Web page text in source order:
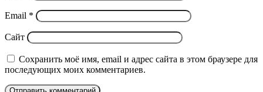
Email *
Сайт
Сохранить моё имя, email и адрес сайта в этом браузере для
последующих моих комментариев.